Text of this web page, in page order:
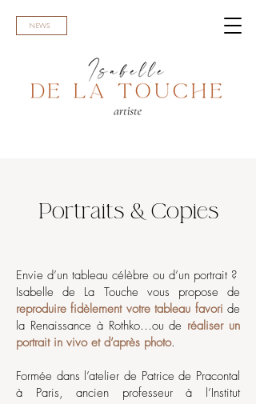
NEWS
Portraits & Copies
Envie d’un tableau célèbre ou d’un portrait ?
Isabelle de La Touche vous propose de
reproduire fidèlement votre tableau favori de
la Renaissance à Rothko…ou de réaliser un
portrait in vivo et d’après photo.
Formée dans l’atelier de Patrice de Pracontal
à Paris, ancien professeur à l’Institut